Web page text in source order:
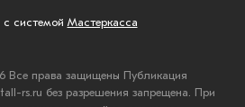
с системой Мастеркасса
Все права защищены Публикация
rs.ru без разрешения запрещена. При